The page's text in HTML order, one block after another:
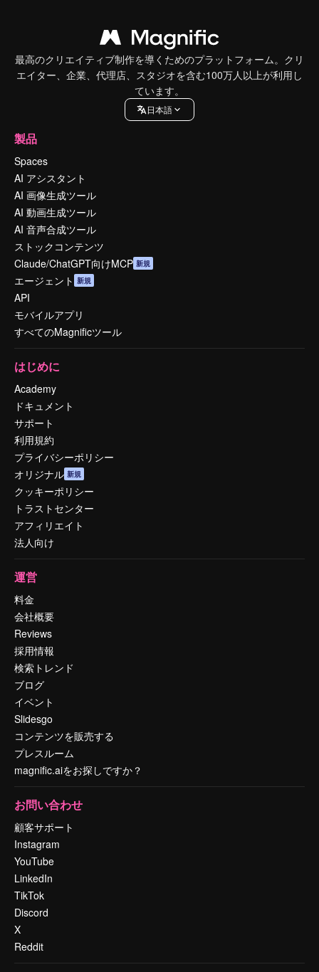
最高のクリエイティブ制作を導くためのプラットフォーム。クリ
エイター、企業、代理店、スタジオを含む100万人以上が利用し
ています。
日本語
製品
Spaces
AI アシスタント
AI 画像生成ツール
AI 動画生成ツール
AI 音声合成ツール
ストックコンテンツ
Claude/ChatGPT向けMCP 新規
エージェント 新規
API
モバイルアプリ
すべてのMagnificツール
はじめに
Academy
ドキュメント
サポート
利用規約
プライバシーポリシー
オリジナル 新規
クッキーポリシー
トラストセンター
アフィリエイト
法人向け
運営
料金
会社概要
Reviews
採用情報
検索トレンド
ブログ
イベント
Slidesgo
コンテンツを販売する
プレスルーム
magnific.aiをお探しですか？
お問い合わせ
顧客サポート
Instagram
YouTube
LinkedIn
TikTok
Discord
X
Reddit